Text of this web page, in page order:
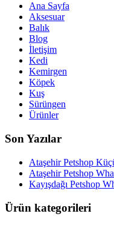
Ana Sayfa
Aksesuar
Balık
Blog
İletişim
Kedi
Kemirgen
Köpek
Kuş
Sürüngen
Ürünler
Son Yazılar
Ataşehir Petshop
Ataşehir Petshop
Kayışdağı Petshop
Ürün kategorileri